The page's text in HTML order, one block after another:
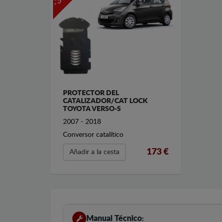
PROTECTOR DEL
CATALIZADOR/CAT LOCK
TOYOTA VERSO-S
2007 - 2018
Conversor catalítico
Añadir a la cesta 173 €
Manual Técnico: